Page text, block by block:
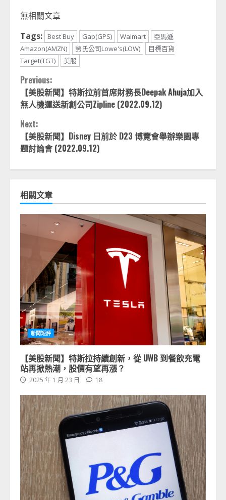
無相關文章
Tags:
Best Buy Gap(GPS) Walmart
亞馬遜
Amazon(AMZN)
勞氏公司Lowe's(LOW)
目標百貨
Target(TGT)
美股
Continue
Reading
Previous:
【美股新聞】特斯拉前首席財務長Deepak Ahuja加入
無人機運送新創公司Zipline (2022.09.12)
Next:
【美股新聞】Disney 日前於 D23 博覽會舉辦樂園專
題討論會 (2022.09.12)
相關文章
新聞短評
【美股新聞】特斯拉持續創新，從 UWB 到餐飲充電
站再掀熱潮，股價有望再漲？
2025 年 1 月 23 日 18